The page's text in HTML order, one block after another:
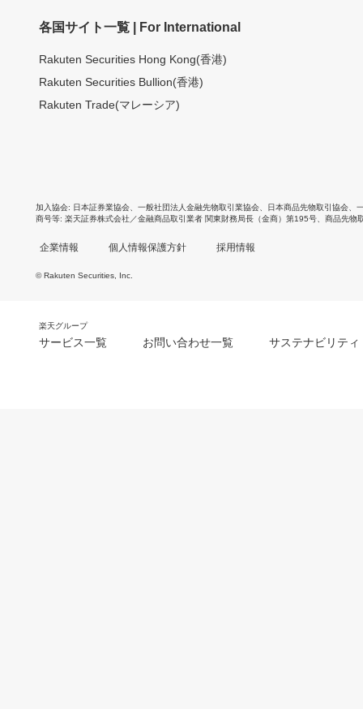
各国サイト一覧 | For International
Rakuten Securities Hong Kong(香港)
Rakuten Securities Bullion(香港)
Rakuten Trade(マレーシア)
加入協会 日本証券業協会 一般社団法人金融先物取引業協会 日本商品先物取引協会
商号等 楽天証券株式会社／金融商品取引業者 関東財務局長（金商）第195号、商品先物
企業情報 個人情報保護方針 採用情報
© Rakuten Securities, Inc.
楽天グループ
サービス一覧 お問い合わせ一覧 サステナビリティ